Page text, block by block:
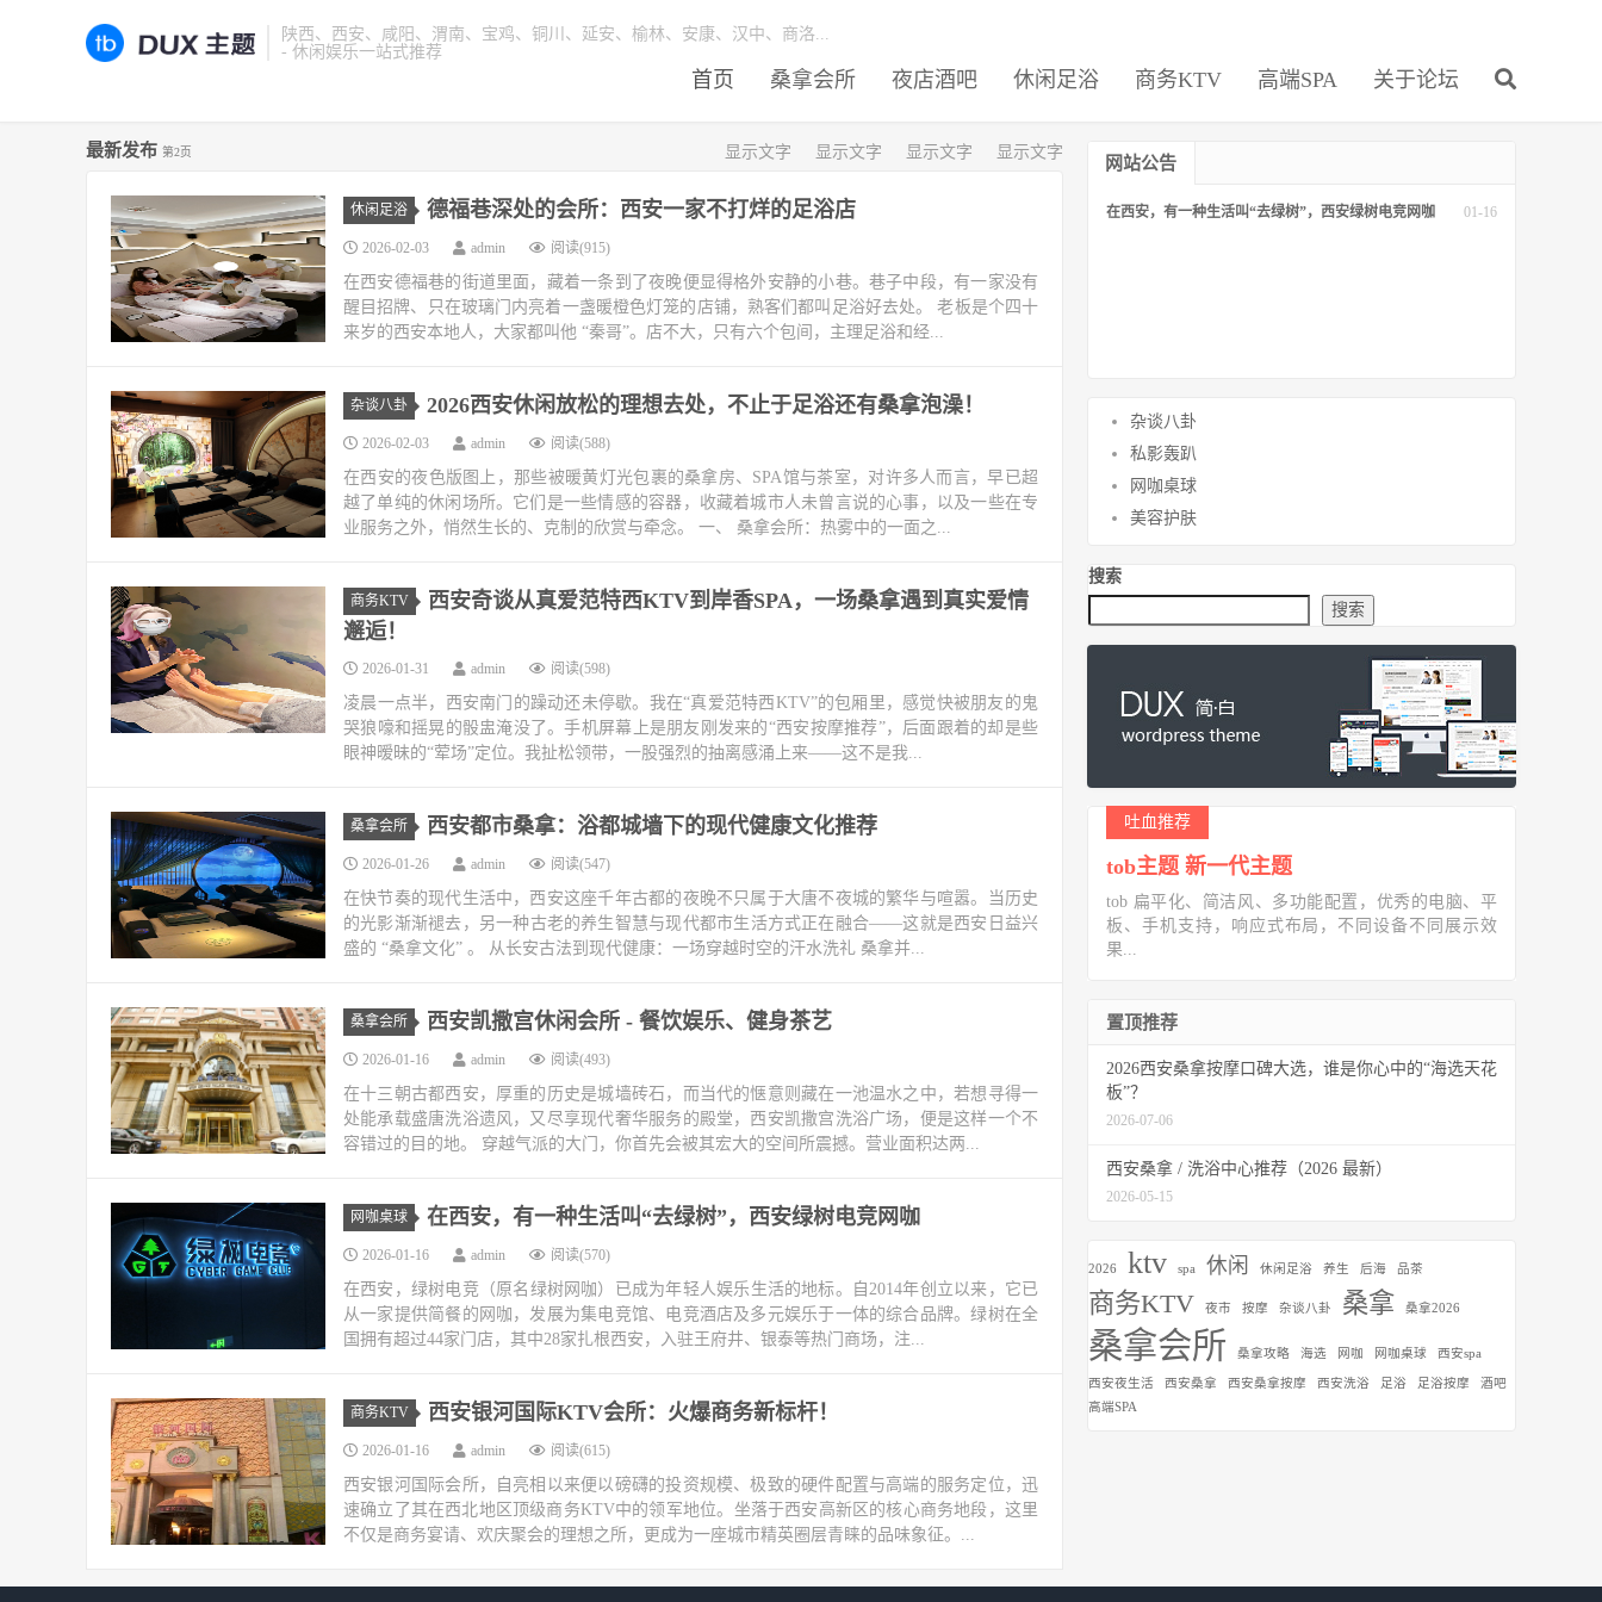
陕西、西安、咸阳、渭南、宝鸡、铜川、延安、榆林、安康、汉中、商洛...
- 休闲娱乐一站式推荐
首页 桑拿会所 夜店酒吧 休闲足浴 商务KTV 高端SPA 关于论坛
最新发布 第2页 显示文字 显示文字 显示文字 显示文字
休闲足浴 德福巷深处的会所：西安一家不打烊的足浴店
2026-02-03 admin 阅读(915)
在西安德福巷的街道里面，藏着一条到了夜晚便显得格外安静的小巷。巷子中段，有一家没有
醒目招牌、只在玻璃门内亮着一盏暖橙色灯笼的店铺，熟客们都叫足浴好去处。 老板是个四十
来岁的西安本地人，大家都叫他 “秦哥”。店不大，只有六个包间，主理足浴和经...
杂谈八卦 2026西安休闲放松的理想去处，不止于足浴还有桑拿泡澡！
2026-02-03 admin 阅读(588)
在西安的夜色版图上，那些被暖黄灯光包裹的桑拿房、SPA馆与茶室，对许多人而言，早已超
越了单纯的休闲场所。它们是一些情感的容器，收藏着城市人未曾言说的心事，以及一些在专
业服务之外，悄然生长的、克制的欣赏与牵念。 一、 桑拿会所：热雾中的一面之...
商务KTV
西安奇谈从真爱范特西KTV到岸香SPA，一场桑拿遇到真实爱情
邂逅！
2026-01-31 admin 阅读(598)
凌晨一点半，西安南门的躁动还未停歇。我在“真爱范特西KTV”的包厢里，感觉快被朋友的鬼
哭狼嚎和摇晃的骰盅淹没了。手机屏幕上是朋友刚发来的“西安按摩推荐”，后面跟着的却是些
眼神暧昧的“荤场”定位。我扯松领带，一股强烈的抽离感涌上来——这不是我...
桑拿会所 西安都市桑拿：浴都城墙下的现代健康文化推荐
2026-01-26 admin 阅读(547)
在快节奏的现代生活中，西安这座千年古都的夜晚不只属于大唐不夜城的繁华与喧嚣。当历史
的光影渐渐褪去，另一种古老的养生智慧与现代都市生活方式正在融合——这就是西安日益兴
盛的 “桑拿文化” 。 从长安古法到现代健康：一场穿越时空的汗水洗礼 桑拿并...
桑拿会所 西安凯撒宫休闲会所 - 餐饮娱乐、健身茶艺
2026-01-16 admin 阅读(493)
在十三朝古都西安，厚重的历史是城墙砖石，而当代的惬意则藏在一池温水之中，若想寻得一
处能承载盛唐洗浴遗风，又尽享现代奢华服务的殿堂，西安凯撒宫洗浴广场，便是这样一个不
容错过的目的地。 穿越气派的大门，你首先会被其宏大的空间所震撼。营业面积达两...
网咖桌球 在西安，有一种生活叫“去绿树”，西安绿树电竞网咖
2026-01-16 admin 阅读(570)
在西安，绿树电竞（原名绿树网咖）已成为年轻人娱乐生活的地标。自2014年创立以来，它已
从一家提供简餐的网咖，发展为集电竞馆、电竞酒店及多元娱乐于一体的综合品牌。绿树在全
国拥有超过44家门店，其中28家扎根西安，入驻王府井、银泰等热门商场，注...
商务KTV 西安银河国际KTV会所：火爆商务新标杆！
2026-01-16 admin 阅读(615)
西安银河国际会所，自亮相以来便以磅礴的投资规模、极致的硬件配置与高端的服务定位，迅
速确立了其在西北地区顶级商务KTV中的领军地位。坐落于西安高新区的核心商务地段，这里
不仅是商务宴请、欢庆聚会的理想之所，更成为一座城市精英圈层青睐的品味象征。...
网站公告
01-16
在西安，有一种生活叫“去绿树”，西安绿树电竞网咖
杂谈八卦
私影轰趴
网咖桌球
美容护肤
搜索
搜索
吐血推荐
tob主题 新一代主题
tob 扁平化、简洁风、多功能配置，优秀的电脑、平
板、手机支持，响应式布局，不同设备不同展示效
果...
置顶推荐
2026西安桑拿按摩口碑大选，谁是你心中的“海选天花
板”？
2026-07-06
西安桑拿 / 洗浴中心推荐（2026 最新）
2026-05-15
2026 ktv spa 休闲 休闲足浴 养生 后海 品茶
商务KTV 夜市 按摩 杂谈八卦 桑拿 桑拿2026
桑拿会所 桑拿攻略 海选 网咖 网咖桌球 西安spa
西安夜生活 西安桑拿 西安桑拿按摩 西安洗浴 足浴 足浴按摩
酒吧
高端SPA